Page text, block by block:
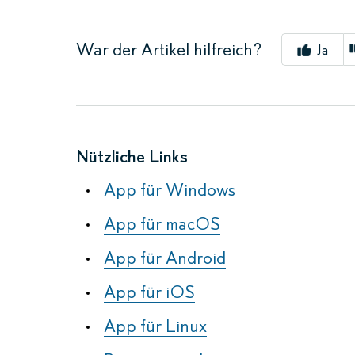
War der Artikel hilfreich? Ja
Nützliche Links
App für Windows
App für macOS
App für Android
App für iOS
App für Linux